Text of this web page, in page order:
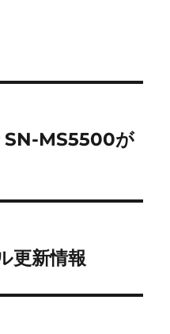
SN-MS5500が
更新情報